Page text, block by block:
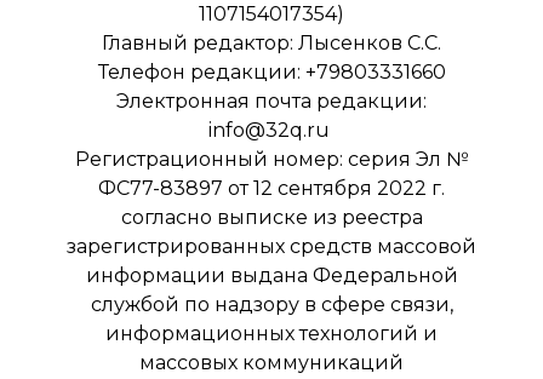
1107154017354)
Главный редактор: Лысенков С.С.
Телефон редакции: +79803331660
Электронная почта редакции:
info@32q.ru
Регистрационный номер: серия Эл №
ФС77-83897 от 12 сентября 2022 г.
согласно выписке из реестра
зарегистрированных средств массовой
информации выдана Федеральной
службой по надзору в сфере связи,
информационных технологий и
массовых коммуникаций